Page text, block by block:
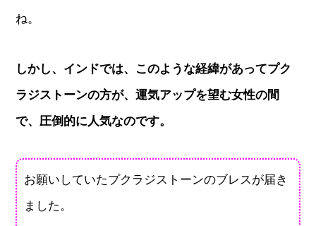
ね。
しかし、インドでは、このような経緯があってプク
ラジストーンの方が、運気アップを望む女性の間
で、圧倒的に人気なのです。
お願いしていたプクラジストーンのブレスが届き
ました。